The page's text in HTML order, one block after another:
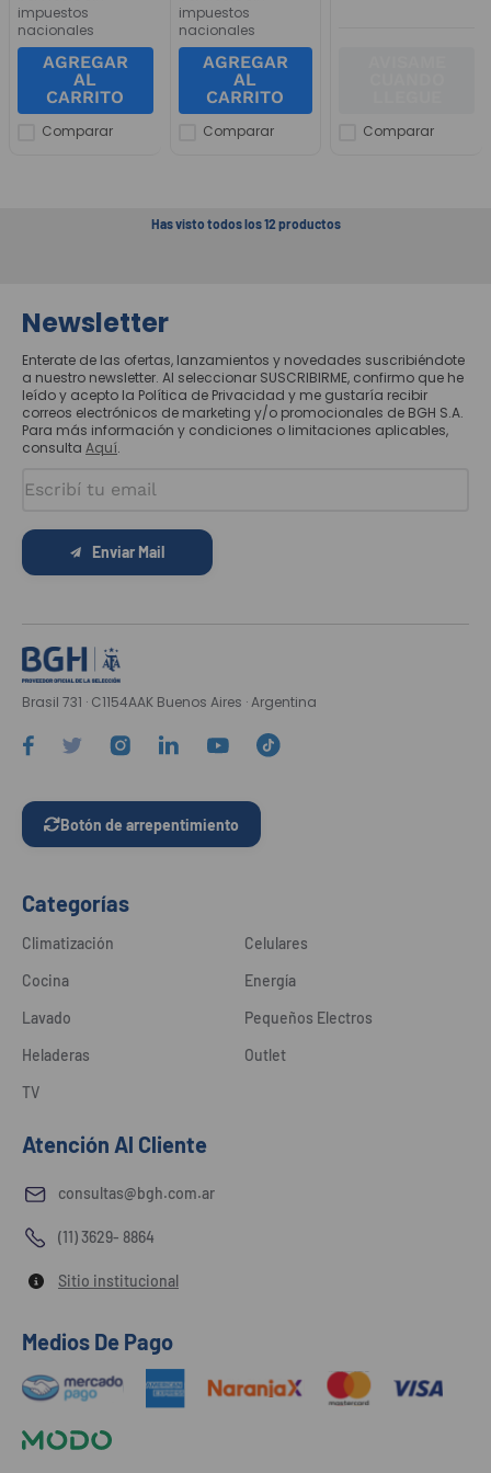
Comparar
impuestos
nacionales
AGREGAR
AL
CARRITO
Comparar
impuestos
nacionales
AGREGAR
AL
CARRITO
Comparar
Has visto todos los12 productos
Newsletter
Enterate de las ofertas, lanzamientos y novedades suscribiéndote
a nuestro newsletter. Al seleccionar SUSCRIBIRME, confirmo que he
leído y acepto la Política de Privacidad y me gustaría recibir
correos electrónicos de marketing y/o promocionales de BGH S.A.
Para más información y condiciones o limitaciones aplicables,
consulta Aquí.
Enviar Mail
Brasil 731 · C1154AAK Buenos Aires · Argentina
Botón de arrepentimiento
Categorías
Climatización
Cocina
Lavado
Heladeras
TV
Celulares
Energía
Pequeños Electros
Outlet
Atención Al Cliente
consultas@bgh.com.ar
(11) 3629- 8864
Sitio institucional
Medios De Pago